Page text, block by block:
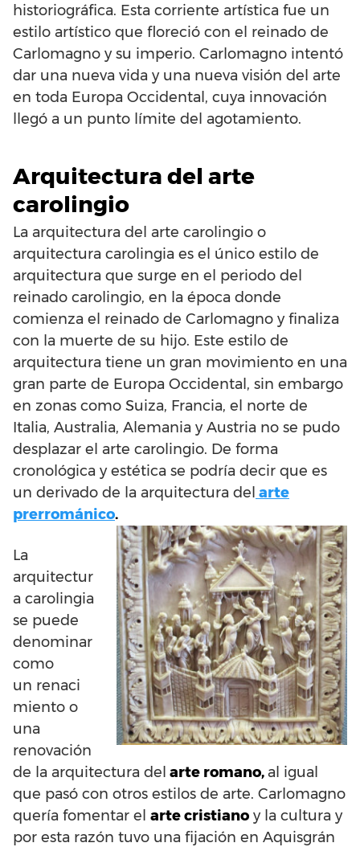
historiográfica. Esta corriente artística fue un
estilo artístico que floreció con el reinado de
Carlomagno y su imperio. Carlomagno intentó
dar una nueva vida y una nueva visión del arte
en toda Europa Occidental, cuya innovación
llegó a un punto límite del agotamiento.
Arquitectura del arte
carolingio
La arquitectura del arte carolingio o
arquitectura carolingia es el único estilo de
arquitectura que surge en el periodo del
reinado carolingio, en la época donde
comienza el reinado de Carlomagno y finaliza
con la muerte de su hijo. Este estilo de
arquitectura tiene un gran movimiento en una
gran parte de Europa Occidental, sin embargo
en zonas como Suiza, Francia, el norte de
Italia, Australia, Alemania y Austria no se pudo
desplazar el arte carolingio. De forma
cronológica y estética se podría decir que es
un derivado de la arquitectura del arte
prerrománico.
La
arquitectur
a carolingia
se puede
denominar
como
un renaci
miento o
una
renovación
de la arquitectura del arte romano, al igual
que pasó con otros estilos de arte. Carlomagno
quería fomentar el arte cristiano y la cultura y
por esta razón tuvo una fijación en Aquisgrán